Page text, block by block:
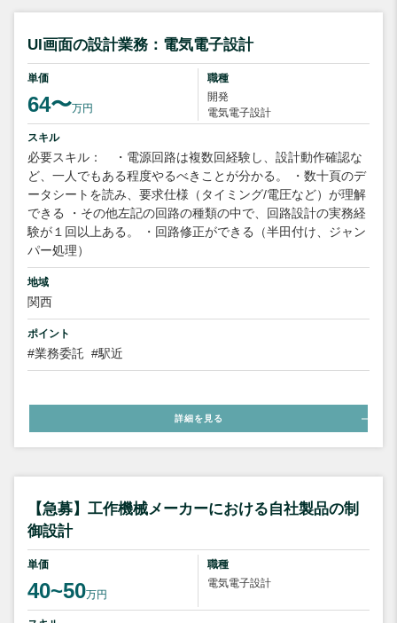
UI画面の設計業務：電気電子設計
単価
64〜万円
職種
開発
電気電子設計
スキル
必要スキル： ・電源回路は複数回経験し、設計動作確認な
ど、一人でもある程度やるべきことが分かる。 ・数十頁のデ
ータシートを読み、要求仕様（タイミング/電圧など）が理解
できる ・その他左記の回路の種類の中で、回路設計の実務経
験が１回以上ある。 ・回路修正ができる（半田付け、ジャン
パー処理）
地域
関西
ポイント
#業務委託 #駅近
詳細を見る
【急募】工作機械メーカーにおける自社製品の制
御設計
単価
40~50万円
職種
電気電子設計